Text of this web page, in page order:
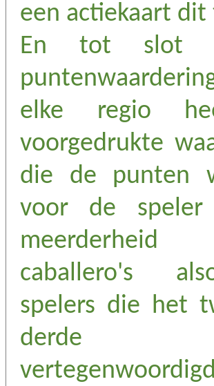
een actiekaart dit
En tot slot
elke regio
voorgedrukte
die de punten
voor de
caballero's
spelers die het
derde